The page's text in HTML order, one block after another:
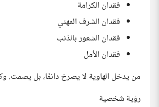
فقدان الكرامة
فقدان الشرف المهني
فقدان الشعور بالذنب
فقدان الأمل
من يدخل الهاوية لا يصرخ دائمًا، بل
رؤية شخصية